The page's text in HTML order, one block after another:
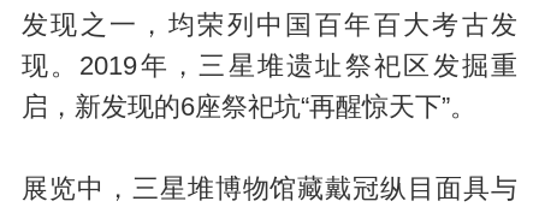
发现之一，均荣列中国百年百大考古发
现。2019年，三星堆遗址祭祀区发掘重
启，新发现的6座祭祀坑“再醒惊天下”。
展览中，三星堆博物馆藏戴冠纵目面具与